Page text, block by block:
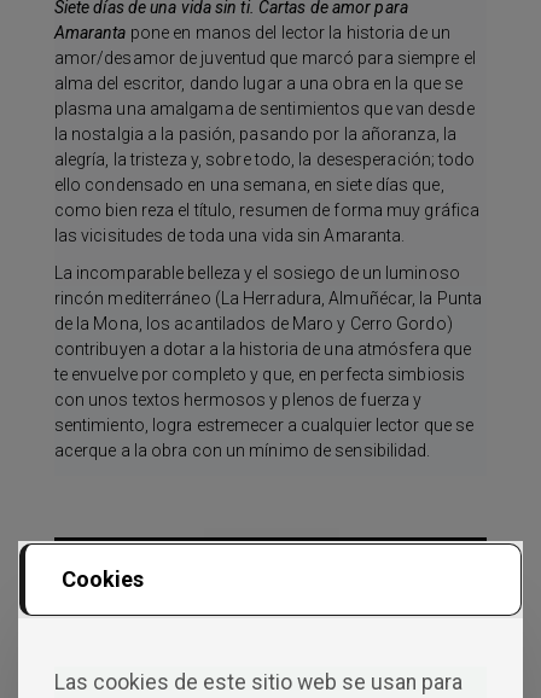
Siete días de una vida sin ti. Cartas de amor para
Amaranta pone en manos del lector la historia de un
amor/desamor de juventud que marcó para siempre el
alma del escritor, dando lugar a una obra en la que se
plasma una amalgama de sentimientos que van desde
la nostalgia a la pasión, pasando por la añoranza, la
alegría, la tristeza y, sobre todo, la desesperación; todo
ello condensado en una semana, en siete días que,
como bien reza el título, resumen de forma muy gráfica
las vicisitudes de toda una vida sin Amaranta.
La incomparable belleza y el sosiego de un luminoso
rincón mediterráneo (La Herradura, Almuñécar, la Punta
de la Mona, los acantilados de Maro y Cerro Gordo)
contribuyen a dotar a la historia de una atmósfera que
te envuelve por completo y que, en perfecta simbiosis
con unos textos hermosos y plenos de fuerza y
sentimiento, logra estremecer a cualquier lector que se
acerque a la obra con un mínimo de sensibilidad.
Cookies
Las cookies de este sitio web se usan para